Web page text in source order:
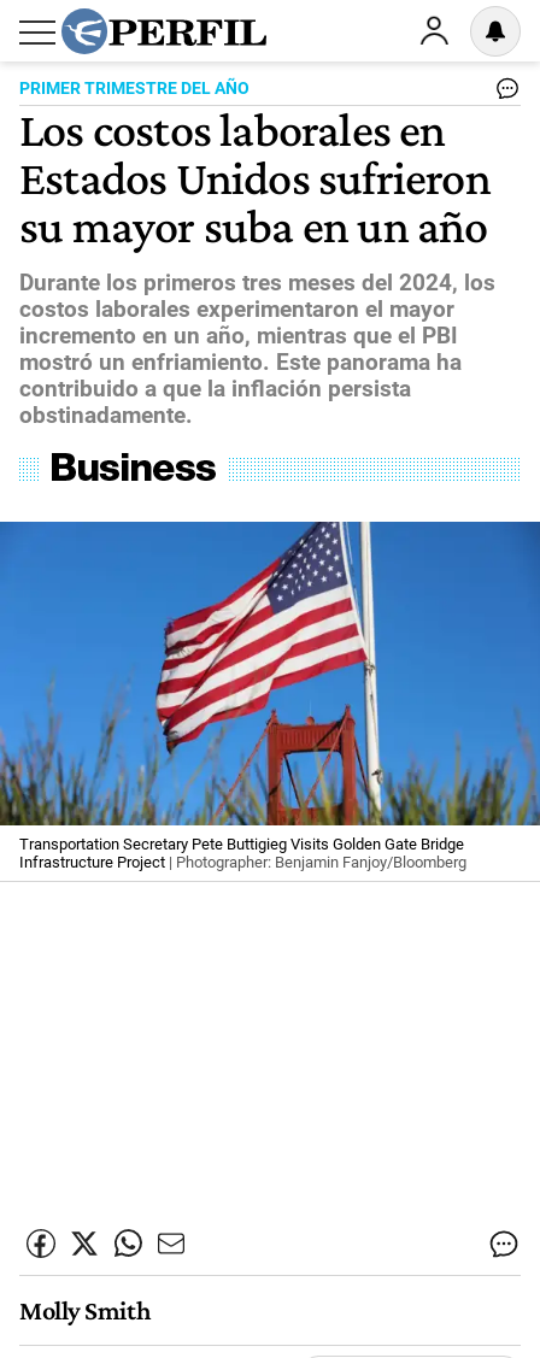
PRIMER TRIMESTRE DEL AÑO
Los costos laborales en
Estados Unidos sufrieron
su mayor suba en un año
Durante los primeros tres meses del 2024, los
costos laborales experimentaron el mayor
incremento en un año, mientras que el PBI
mostró un enfriamiento. Este panorama ha
contribuido a que la inflación persista
obstinadamente.
Transportation Secretary Pete Buttigieg Visits Golden Gate Bridge
Infrastructure Project | Photographer: Benjamin Fanjoy/Bloomberg
Molly Smith